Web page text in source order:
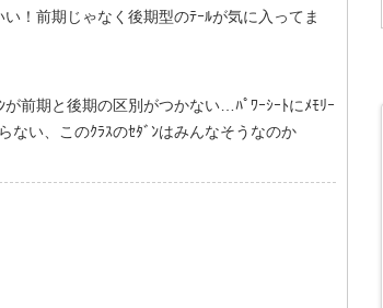
！前期じゃなく後期型のﾃｰﾙが気に入ってま
前期と後期の区別がつかない…ﾊﾟﾜｰｼｰﾄにﾒﾓﾘｰ
い、このｸﾗｽのｾﾀﾞﾝはみんなそうなのか